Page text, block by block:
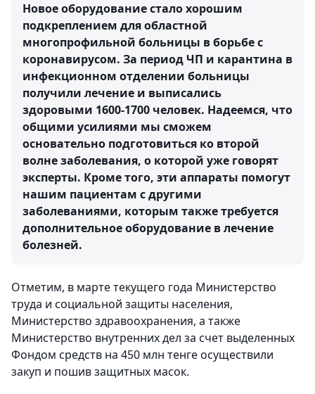
Новое оборудование стало хорошим
подкреплением для областной
многопрофильной больницы в борьбе с
коронавирусом. За период ЧП и карантина в
инфекционном отделении больницы
получили лечение и выписались
здоровыми 1600-1700 человек. Надеемся, что
общими усилиями мы сможем
основательно подготовиться ко второй
волне заболевания, о которой уже говорят
эксперты. Кроме того, эти аппараты помогут
нашим пациентам с другими
заболеваниями, которым также требуется
дополнительное оборудование в лечение
болезней.
Отметим, в марте текущего года Министерство
труда и социальной защиты населения,
Министерство здравоохранения, а также
Министерство внутренних дел за счет выделенных
Фондом средств на 450 млн тенге осуществили
закуп и пошив защитных масок.